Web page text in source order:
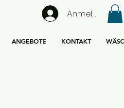
Anmelden
ANGEBOTE KONTAKT